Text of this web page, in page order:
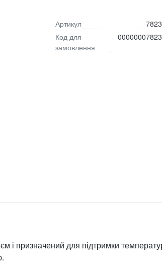
Артикул
7823
Код для
замовлення
00000007823
і призначений для підтримки